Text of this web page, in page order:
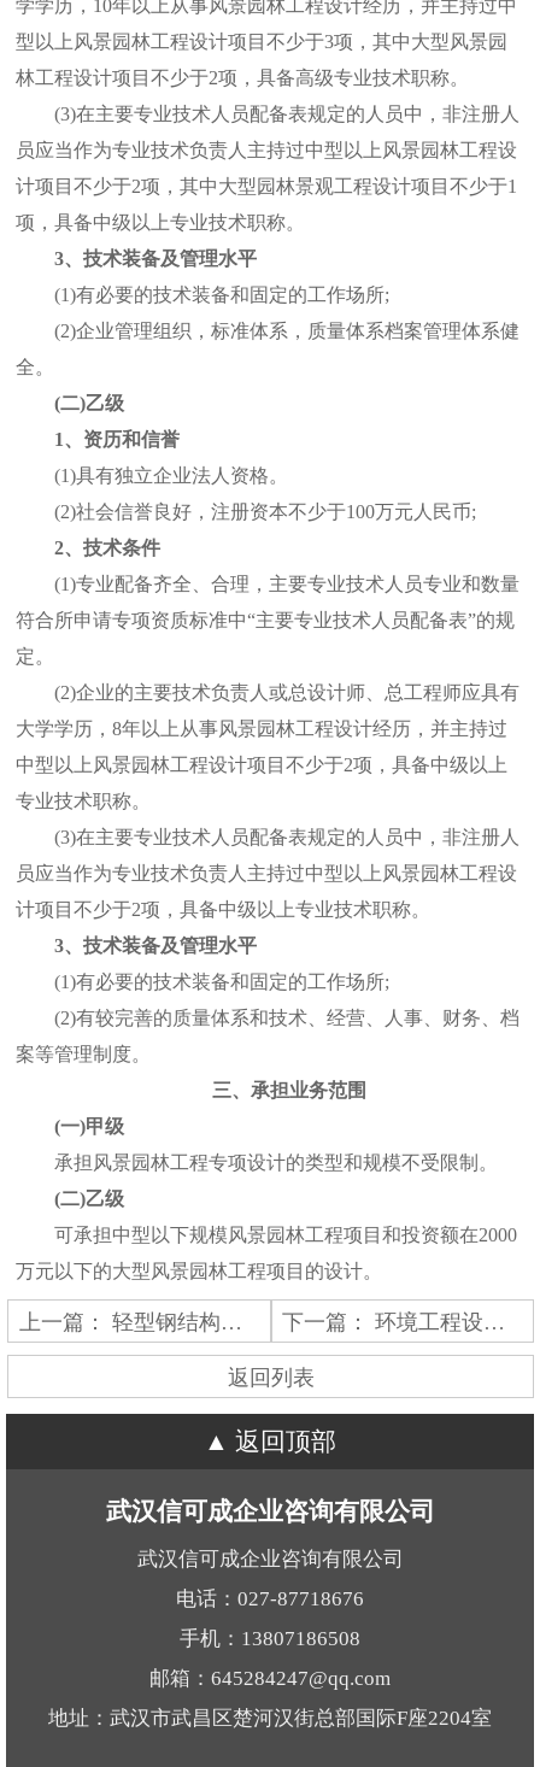
学学历，10年以上从事风景园林工程设计经历，并主持过中
型以上风景园林工程设计项目不少于3项，其中大型风景园
林工程设计项目不少于2项，具备高级专业技术职称。
(3)在主要专业技术人员配备表规定的人员中，非注册人
员应当作为专业技术负责人主持过中型以上风景园林工程设
计项目不少于2项，其中大型园林景观工程设计项目不少于1
项，具备中级以上专业技术职称。
3、技术装备及管理水平
(1)有必要的技术装备和固定的工作场所;
(2)企业管理组织，标准体系，质量体系档案管理体系健
全。
(二)乙级
1、资历和信誉
(1)具有独立企业法人资格。
(2)社会信誉良好，注册资本不少于100万元人民币;
2、技术条件
(1)专业配备齐全、合理，主要专业技术人员专业和数量
符合所申请专项资质标准中“主要专业技术人员配备表”的规
定。
(2)企业的主要技术负责人或总设计师、总工程师应具有
大学学历，8年以上从事风景园林工程设计经历，并主持过
中型以上风景园林工程设计项目不少于2项，具备中级以上
专业技术职称。
(3)在主要专业技术人员配备表规定的人员中，非注册人
员应当作为专业技术负责人主持过中型以上风景园林工程设
计项目不少于2项，具备中级以上专业技术职称。
3、技术装备及管理水平
(1)有必要的技术装备和固定的工作场所;
(2)有较完善的质量体系和技术、经营、人事、财务、档
案等管理制度。
三、承担业务范围
(一)甲级
承担风景园林工程专项设计的类型和规模不受限制。
(二)乙级
可承担中型以下规模风景园林工程项目和投资额在2000
万元以下的大型风景园林工程项目的设计。
上一篇： 轻型钢结构工程设计专项资质标准 下一篇：环境工程设计专项资质标准
返回列表
返回顶部
武汉信可成企业咨询有限公司
武汉信可成企业咨询有限公司
电话：027-87718676
手机：13807186508
邮箱：645284247@qq.com
地址：武汉市武昌区楚河汉街总部国际F座2204室